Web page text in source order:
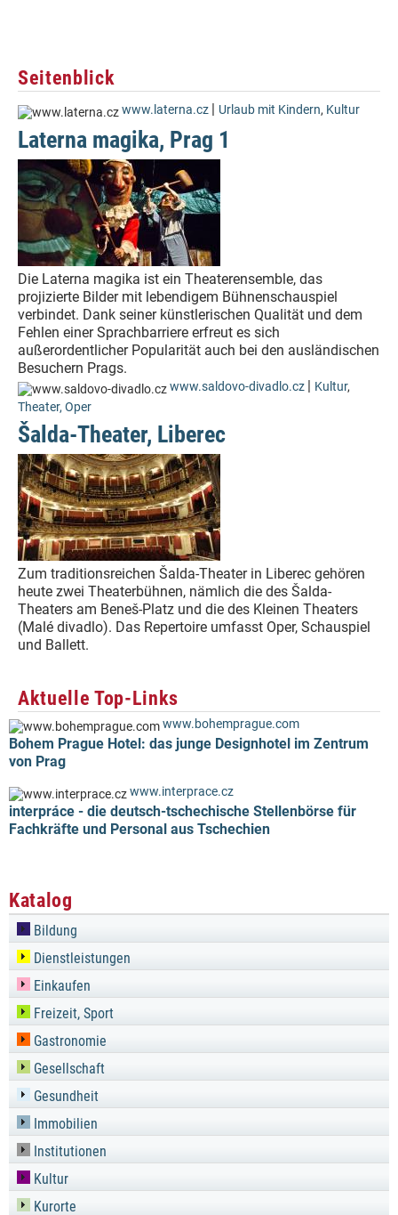
Seitenblick
www.laterna.cz | Urlaub mit Kindern, Kultur
Laterna magika, Prag 1
Die Laterna magika ist ein Theaterensemble, das
projizierte Bilder mit lebendigem Bühnenschauspiel
verbindet. Dank seiner künstlerischen Qualität und dem
Fehlen einer Sprachbarriere erfreut es sich
außerordentlicher Popularität auch bei den ausländischen
Besuchern Prags.
www.saldovo-divadlo.cz | Kultur,
Theater, Oper
Šalda-Theater, Liberec
Zum traditionsreichen Šalda-Theater in Liberec gehören
heute zwei Theaterbühnen, nämlich die des Šalda-
Theaters am Beneš-Platz und die des Kleinen Theaters
(Malé divadlo). Das Repertoire umfasst Oper, Schauspiel
und Ballett.
Aktuelle Top-Links
www.bohemprague.com
Bohem Prague Hotel: das junge Designhotel im Zentrum
von Prag
www.interprace.cz
interpráce - die deutsch-tschechische Stellenbörse für
Fachkräfte und Personal aus Tschechien
Katalog
Bildung
Dienstleistungen
Einkaufen
Freizeit, Sport
Gastronomie
Gesellschaft
Gesundheit
Immobilien
Institutionen
Kultur
Kurorte